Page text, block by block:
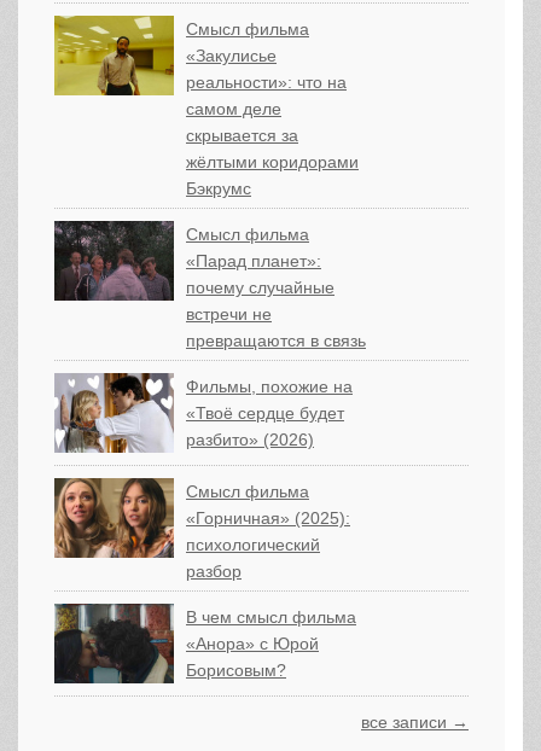
Смысл фильма
«Закулисье
реальности»: что на
самом деле
скрывается за
жёлтыми коридорами
Бэкрумс
Смысл фильма
«Парад планет»:
почему случайные
встречи не
превращаются в связь
Фильмы, похожие на
«Твоё сердце будет
разбито» (2026)
Смысл фильма
«Горничная» (2025):
психологический
разбор
В чем смысл фильма
«Анора» с Юрой
Борисовым?
все записи →